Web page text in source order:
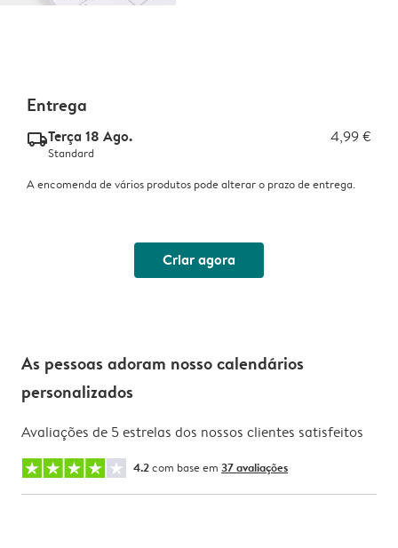
Entrega
delivery_standard_v2Terça 18 Ago. 4,99 €
Standard
A encomenda de vários produtos pode alterar o prazo de entrega.
Criar agora
As pessoas adoram nosso calendários
personalizados
Avaliações de 5 estrelas dos nossos clientes satisfeitos
4.2com base em 37 avaliações